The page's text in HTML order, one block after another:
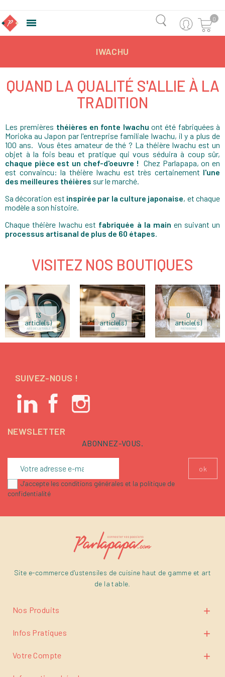
 0
IWACHU
QUAND LA QUALITÉ S'ALLIE À LA
TRADITION
Les premières théières en fonte Iwachu ont été fabriquées à
Morioka au Japon par l'entreprise familiale Iwachu, il y a plus de
100 ans. Vous êtes amateur de thé ? La théière Iwachu est un
objet à la fois beau et pratique qui vous séduira à coup sûr,
chaque pièce est un chef-d'oeuvre ! Chez Parlapapa, on en
est convaincu: la théière Iwachu est très certainement l'une
des meilleures théières sur le marché.
Sa décoration est inspirée par la culture japonaise, et chaque
modèle a son histoire.
Chaque théière Iwachu est fabriquée à la main en suivant un
processus artisanal de plus de 60 étapes.
VISITEZ NOS BOUTIQUES
13
article(s)
0
article(s)
0
article(s)
SUIVEZ-NOUS !
NEWSLETTER
ABONNEZ-VOUS.
J'accepte les conditions générales et la politique de
confidentialité
Site e-commerce d'ustensiles de cuisine haut de gamme et art
de la table.
Nos Produits 
Infos Pratiques 
Votre Compte 